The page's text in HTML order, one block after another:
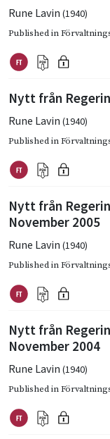
Rune Lavin (1940)
Published in
Nytt från
Rune Lavin (1940)
Published in
Nytt från
November 2005
Rune Lavin (1940)
Published in
Nytt från
November 2004
Rune Lavin (1940)
Published in